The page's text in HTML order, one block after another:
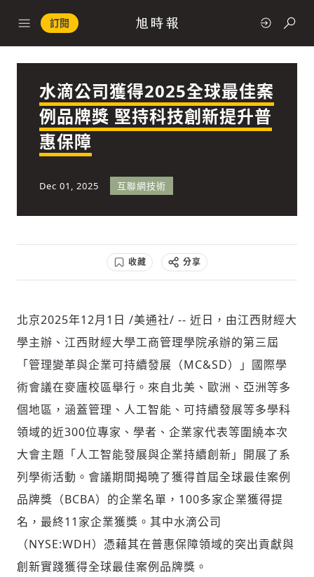
訂閱
快速連結
政治
經濟
科技
社會
人文
水滴公司獲得2025全球最佳案
例品牌獎 堅持科技創新提升普
惠保障
Dec 01, 2025 互聯網技術
收藏 分享
北京2025年12月1日 /美通社/ -- 近日，由江西財經大
學主辦、江西財經大學工商管理學院承辦的第三屆
「管理變革與企業可持續發展（MC&SD）」國際學
術會議在麥廬校區舉行。來自北美、歐洲、亞洲等多
個地區，涵蓋管理、人工智能、可持續發展等多學科
領域的近300位專家、學者、企業家代表等圍繞本次
大會主題「人工智能發展與企業持續創新」開展了系
列學術活動。會議期間揭曉了獲得首屆全球最佳案例
品牌獎（BCBA）的企業名單，100多家企業獲得提
名，最終11家企業獲獎。其中水滴公司
（NYSE:WDH）憑藉其在普惠保障領域的突出貢獻與
創新實踐獲得全球最佳案例品牌獎。